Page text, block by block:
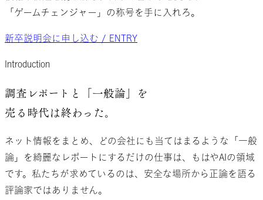
「ゲームチェンジャー」 の称号を手に入れろ。
新卒説明会に申し込む / ENTRY
Introduction
調査レポートと 「一般論」 を
売る時代は終わった。
ネット情報をまとめ、どの会社にも当てはまるような「一般
論」を綺麗なレポートにするだけの仕事は、もはやAIの領域
です。私たちが求めているのは、安全な場所から正論を語る
評論家ではありません。